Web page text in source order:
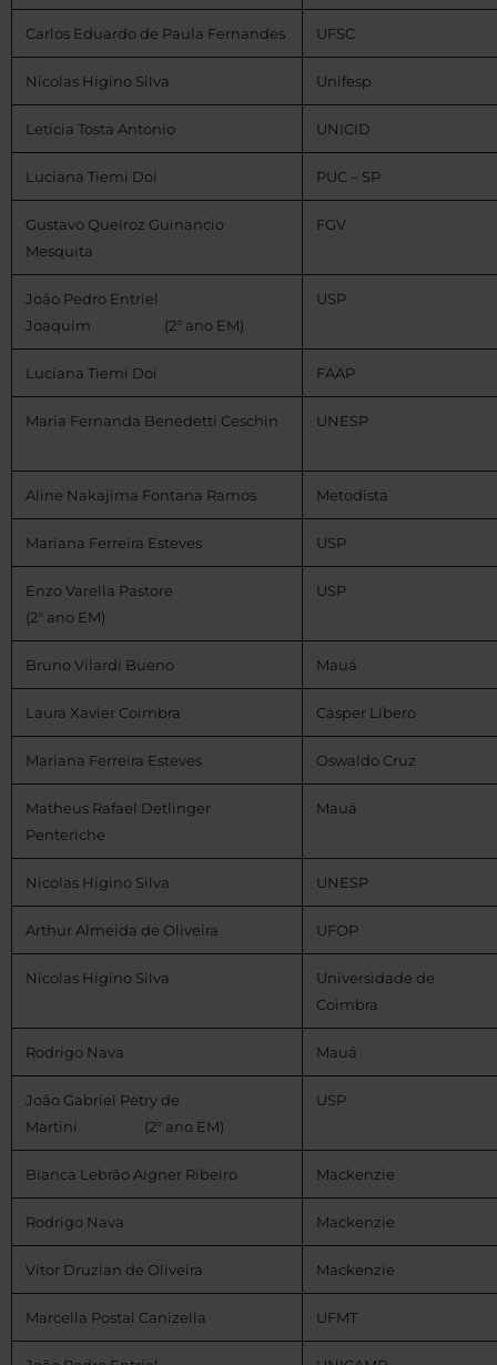
Carlos Eduardo de Paula Fernandes UFSC
Nicolas Higino Silva Unifesp
Letícia Tosta Antonio UNICID
Luciana Tiemi Doi PUC – SP
Gustavo Queiroz Guinancio
Mesquita
FGV
João Pedro Entriel
Joaquim (2° ano EM)
USP
Luciana Tiemi Doi FAAP
Maria Fernanda Benedetti Ceschin UNESP
Aline Nakajima Fontana Ramos Metodista
Mariana Ferreira Esteves USP
Enzo Varella Pastore
(2° ano EM)
USP
Bruno Vilardi Bueno Mauá
Laura Xavier Coimbra Cásper Líbero
Mariana Ferreira Esteves Oswaldo Cruz
Matheus Rafael Detlinger
Penteriche
Mauá
Nicolas Higino Silva UNESP
Arthur Almeida de Oliveira UFOP
Nicolas Higino Silva
Universidade de
Coimbra
Rodrigo Nava Mauá
João Gabriel Petry de
Martini (2° ano EM)
USP
Bianca Lebrão Aigner Ribeiro Mackenzie
Rodrigo Nava Mackenzie
Vítor Druzian de Oliveira Mackenzie
Marcella Postal Canizella UFMT